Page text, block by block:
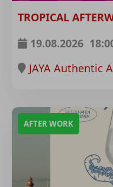
TROPICAL
19.08.2026
JAYA Authentic
AFTER WORK